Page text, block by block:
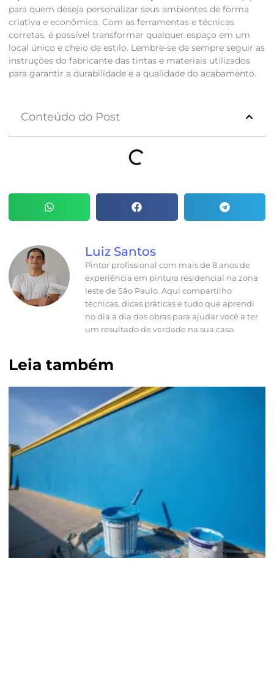
para quem deseja personalizar seus ambientes de forma
criativa e econômica. Com as ferramentas e técnicas
corretas, é possível transformar qualquer espaço em um
local único e cheio de estilo. Lembre-se de sempre seguir as
instruções do fabricante das tintas e materiais utilizados
para garantir a durabilidade e a qualidade do acabamento.
Conteúdo do Post
Luiz Santos
Pintor profissional com mais de 8 anos de
experiência em pintura residencial na zona
leste de São Paulo. Aqui compartilho
técnicas, dicas práticas e tudo que aprendi
no dia a dia das obras para ajudar você a ter
um resultado de verdade na sua casa.
Leia também